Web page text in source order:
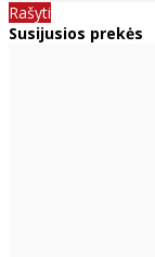
Rašyti
Susijusios prekės